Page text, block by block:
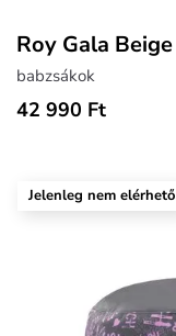
Roy Gala Beige
babzsákok
42 990 Ft
Jelenleg nem elérhető